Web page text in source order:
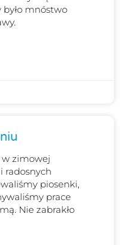
było mnóstwo
w zimowej
radosnych
piosenki,
prace
Nie zabrakło